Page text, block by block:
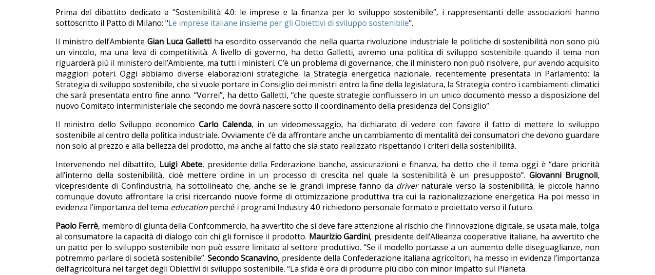
Prima del dibattito dedicato a “Sostenibilità 4.0: le imprese e la finanza per lo sviluppo sostenibile”, i rappresentanti delle associazioni hanno
sottoscritto il Patto di Milano: "Le imprese italiane insieme per gli Obiettivi di sviluppo sostenibile".
Il ministro dell’AmbienteGian Luca Galletti ha esordito osservando che nella quarta rivoluzione industriale le politiche di sostenibilità non sono più
un vincolo, ma una leva di competitività. A livello di governo, ha detto Galletti, avremo una politica di sviluppo sostenibile quando il tema non
riguarderà più il ministero dell’Ambiente, ma tutti i ministeri. C’è un problema di governance, che il ministero non può risolvere, pur avendo acquisito
maggiori poteri. Oggi abbiamo diverse elaborazioni strategiche: la Strategia energetica nazionale, recentemente presentata in Parlamento; la
Strategia di sviluppo sostenibile, che si vuole portare in Consiglio dei ministri entro la fine della legislatura, la Strategia contro i cambiamenti climatici
che sarà presentata entro fine anno. “Vorrei”, ha detto Galletti, “che queste strategie confluissero in un unico documento messo a disposizione del
nuovo Comitato interministeriale che secondo me dovrà nascere sotto il coordinamento della presidenza del Consiglio”.
Il ministro dello Sviluppo economico Carlo Calenda, in un videomessaggio, ha dichiarato di vedere con favore il fatto di mettere lo sviluppo
sostenibile al centro della politica industriale. Ovviamente c’è da affrontare anche un cambiamento di mentalità dei consumatori che devono guardare
non solo al prezzo e alla bellezza del prodotto, ma anche al fatto che sia stato realizzato rispettando i criteri della sostenibilità.
Intervenendo nel dibattito, Luigi Abete, presidente della Federazione banche, assicurazioni e finanza, ha detto che il tema oggi è “dare priorità
all’interno della sostenibilità, cioè mettere ordine in un processo di crescita nel quale la sostenibilità è un presupposto”. Giovanni Brugnoli,
vicepresidente di Confindustria, ha sottolineato che, anche se le grandi imprese fanno da drivernaturale verso la sostenibilità, le piccole hanno
comunque dovuto affrontare la crisi ricercando nuove forme di ottimizzazione produttiva tra cui la razionalizzazione energetica. Ha poi messo in
evidenza l’importanza del tema education perché i programi Industry 4.0 richiedono personale formato e proiettato verso il futuro.
Paolo Ferrè, membro di giunta della Confcommercio, ha avvertito che si deve fare attenzione al rischio che l’innovazione digitale, se usata male, tolga
al consumatore la capacità di dialogo con chi gli fornisce il prodotto. Maurizio Gardini, presidente dell’Alleanza cooperative italiane, ha avvertito che
un patto per lo sviluppo sostenibile non può essere limitato al settore produttivo. “Se il modello portasse a un aumento delle diseguaglianze, non
potremmo parlare di società sostenibile”.SecondoScanavino, presidente della Confederazione italiana agricoltori, ha messo in evidenza l’importanza
dell’agricoltura nei target degli Obiettivi di sviluppo sostenibile. “La sfida è ora di produrre più cibo con minor impatto sul Pianeta.